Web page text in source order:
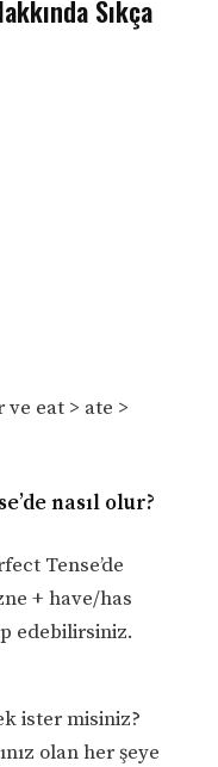
Sıkça
eat > ate >
nasıl olur?
Tense’de
+ have/has
edebilirsiniz.
ister misiniz?
olan her şeye